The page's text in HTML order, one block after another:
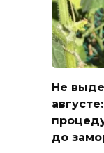
Не
до